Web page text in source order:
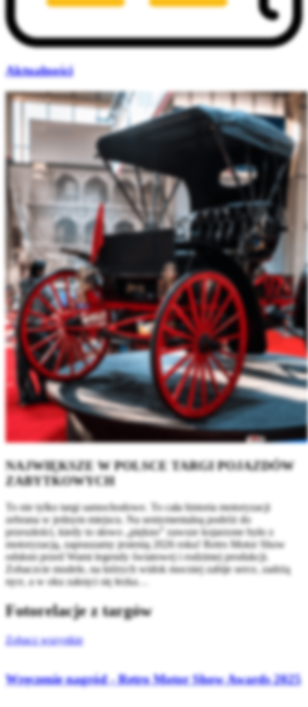
Aktualności
NAJWIĘKSZE W POLSCE TARGI POJAZDÓW
ZABYTKOWYCH
To nie tylko targi samochodowe. To cała historia motoryzacji
zebrana w jednym miejscu. Na sentymentalną podróż do
przeszłości, kiedy to słowo „piękno” zawsze kojarzone było z
motoryzacją, zapraszamy jesienią 2026 roku! Retro Motor Show
odsłoni przed Wami legendy światowej i rodzimej produkcji.
Zobaczcie modele, na których widok mocniej zabije serce, zadrżą
ręce, a w oku zakręci się łezka…
Fotorelacje z targów
Zobacz wszystkie
Wręczenie nagród - Retro Motor Show Awards 2025